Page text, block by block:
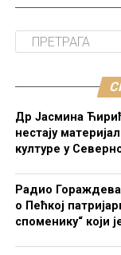
Др Јасмина
нестају
културе у
Радио
о Пећкој
споменику“ који